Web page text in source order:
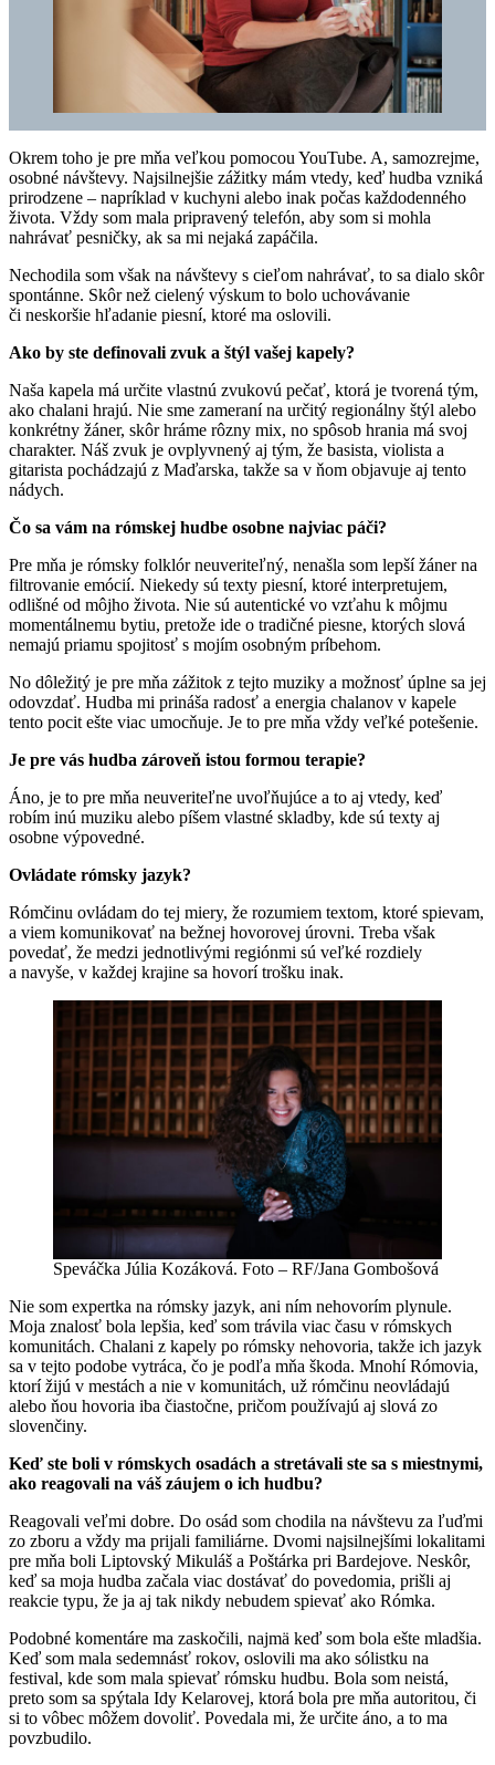
Okrem toho je pre mňa veľkou pomocou YouTube. A, samozrejme,
osobné návštevy. Najsilnejšie zážitky mám vtedy, keď hudba vzniká
prirodzene – napríklad v kuchyni alebo inak počas každodenného
života. Vždy som mala pripravený telefón, aby som si mohla
nahrávať pesničky, ak sa mi nejaká zapáčila.
Nechodila som však na návštevy s cieľom nahrávať, to sa dialo skôr
spontánne. Skôr než cielený výskum to bolo uchovávanie
či neskoršie hľadanie piesní, ktoré ma oslovili.
Ako by ste definovali zvuk a štýl vašej kapely?
Naša kapela má určite vlastnú zvukovú pečať, ktorá je tvorená tým,
ako chalani hrajú. Nie sme zameraní na určitý regionálny štýl alebo
konkrétny žáner, skôr hráme rôzny mix, no spôsob hrania má svoj
charakter. Náš zvuk je ovplyvnený aj tým, že basista, violista a
gitarista pochádzajú z Maďarska, takže sa v ňom objavuje aj tento
nádych.
Čo sa vám na rómskej hudbe osobne najviac páči?
Pre mňa je rómsky folklór neuveriteľný, nenašla som lepší žáner na
filtrovanie emócií. Niekedy sú texty piesní, ktoré interpretujem,
odlišné od môjho života. Nie sú autentické vo vzťahu k môjmu
momentálnemu bytiu, pretože ide o tradičné piesne, ktorých slová
nemajú priamu spojitosť s mojím osobným príbehom.
No dôležitý je pre mňa zážitok z tejto muziky a možnosť úplne sa jej
odovzdať. Hudba mi prináša radosť a energia chalanov v kapele
tento pocit ešte viac umocňuje. Je to pre mňa vždy veľké potešenie.
Je pre vás hudba zároveň istou formou terapie?
Áno, je to pre mňa neuveriteľne uvoľňujúce a to aj vtedy, keď
robím inú muziku alebo píšem vlastné skladby, kde sú texty aj
osobne výpovedné.
Ovládate rómsky jazyk?
Rómčinu ovládam do tej miery, že rozumiem textom, ktoré spievam,
a viem komunikovať na bežnej hovorovej úrovni. Treba však
povedať, že medzi jednotlivými regiónmi sú veľké rozdiely
a navyše, v každej krajine sa hovorí trošku inak.
Speváčka Júlia Kozáková. Foto – RF/Jana Gombošová
Nie som expertka na rómsky jazyk, ani ním nehovorím plynule.
Moja znalosť bola lepšia, keď som trávila viac času v rómskych
komunitách. Chalani z kapely po rómsky nehovoria, takže ich jazyk
sa v tejto podobe vytráca, čo je podľa mňa škoda. Mnohí Rómovia,
ktorí žijú v mestách a nie v komunitách, už rómčinu neovládajú
alebo ňou hovoria iba čiastočne, pričom používajú aj slová zo
slovenčiny.
Keď ste boli v rómskych osadách a stretávali ste sa s miestnymi,
ako reagovali na váš záujem o ich hudbu?
Reagovali veľmi dobre. Do osád som chodila na návštevu za ľuďmi
zo zboru a vždy ma prijali familiárne. Dvomi najsilnejšími lokalitami
pre mňa boli Liptovský Mikuláš a Poštárka pri Bardejove. Neskôr,
keď sa moja hudba začala viac dostávať do povedomia, prišli aj
reakcie typu, že ja aj tak nikdy nebudem spievať ako Rómka.
Podobné komentáre ma zaskočili, najmä keď som bola ešte mladšia.
Keď som mala sedemnásť rokov, oslovili ma ako sólistku na
festival, kde som mala spievať rómsku hudbu. Bola som neistá,
preto som sa spýtala Idy Kelarovej, ktorá bola pre mňa autoritou, či
si to vôbec môžem dovoliť. Povedala mi, že určite áno, a to ma
povzbudilo.